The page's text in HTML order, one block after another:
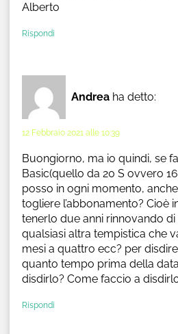
Alberto
Rispondi
Andrea ha detto:
12 Febbraio 2021 alle 10:39
Buongiorno, ma io quindi, se
Basic(quello da 20 S ovvero
posso in ogni momento,
togliere l’abbonamento? Cioè
tenerlo due anni rinnovando
qualsiasi altra tempistica che
mesi a quattro ecc? per
quanto tempo prima della
disdirlo? Come faccio a
Rispondi